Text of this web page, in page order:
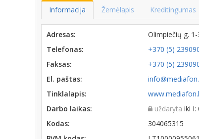
Informacija Žemėlapis Kreditingumas
Adresas:
Olimpiečių g.
Telefonas:
+370 (5)
Faksas:
+370 (5)
El. paštas:
Tinklalapis:
Darbo laikas:
uždaryta iki I:
Kodas:
304065315